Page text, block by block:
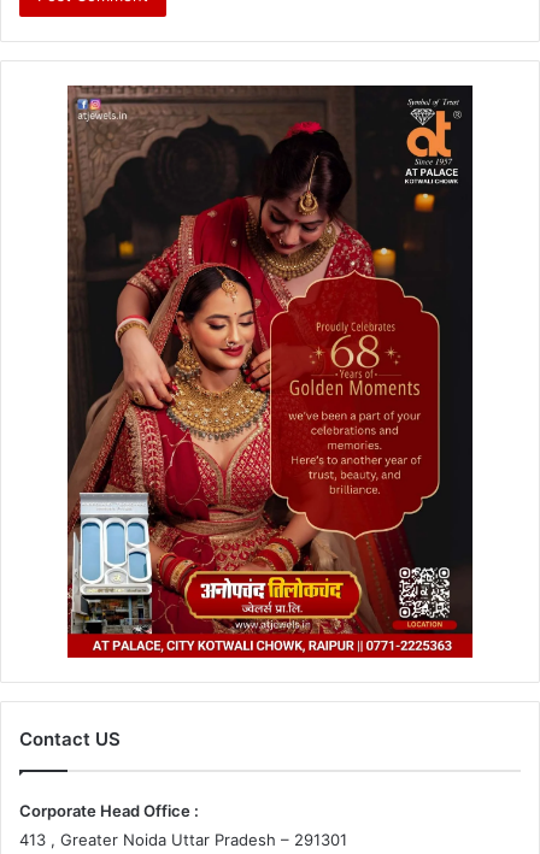
Contact US
Corporate Head Office :
413 , Greater Noida Uttar Pradesh – 291301